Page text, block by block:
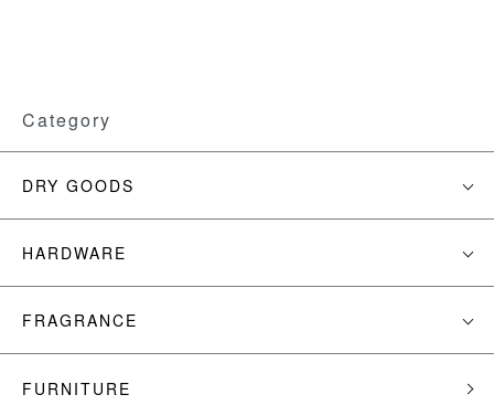
Category
DRY GOODS
HARDWARE
FRAGRANCE
FURNITURE